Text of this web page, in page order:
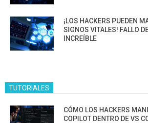
¡LOS HACKERS PUEDEN
SIGNOS VITALES! FALLO
INCREÍBLE
TUTORIALES
CÓMO LOS HACKERS
COPILOT DENTRO DE VS